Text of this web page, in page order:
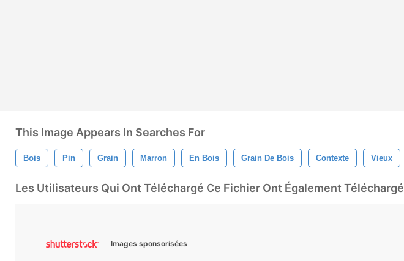
This Image Appears In Searches For
Bois Pin Grain Marron En Bois Grain De Bois Contexte Vieux
Les Utilisateurs Qui Ont Téléchargé Ce Fichier Ont Également Téléchargé
Images sponsorisées